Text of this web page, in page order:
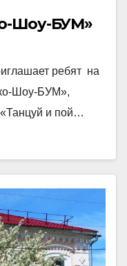
Шоу-БУМ»
ребят на
Шоу-БУМ»,
и пой…